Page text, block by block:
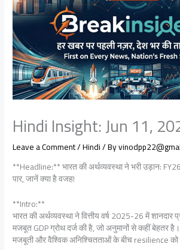
Hindi Insight: Jun 11,
Leave a Comment/Hindi/ By
**Headline:** भारत की अर्थव्यवस्था ने भरी उड़ान:
पार, जानें क्या है वजह!
**Intro:**
भारत की अर्थव्यवस्था ने वित्तीय वर्ष 2025-26 में शानदार
मजबूत GDP ग्रोथ दर्ज की है, जो अनुमानों से कहीं बेहतर
मजबूती और वैश्विक अनिश्चितताओं के बीच resilience को